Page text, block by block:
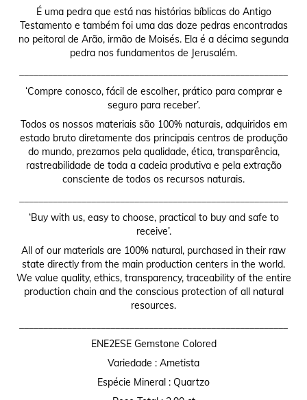
É uma pedra que está nas histórias bíblicas do Antigo
Testamento e também foi uma das doze pedras encontradas
no peitoral de Arão, irmão de Moisés. Ela é a décima segunda
pedra nos fundamentos de Jerusalém.
‘Compre conosco, fácil de escolher, prático para comprar e
seguro para receber’.
Todos os nossos materiais são 100% naturais, adquiridos em
estado bruto diretamente dos principais centros de produção
do mundo, prezamos pela qualidade, ética, transparência,
rastreabilidade de toda a cadeia produtiva e pela extração
consciente de todos os recursos naturais.
‘Buy with us, easy to choose, practical to buy and safe to
receive’.
All of our materials are 100% natural, purchased in their raw
state directly from the main production centers in the world.
We value quality, ethics, transparency, traceability of the entire
production chain and the conscious protection of all natural
resources.
ENE2ESE Gemstone Colored
Variedade : Ametista
Espécie Mineral : Quartzo